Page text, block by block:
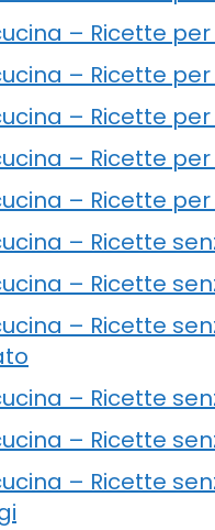
– Ricette
– Ricette per
– Ricette
– Ricette
– Ricette
– Ricette
– Ricette
– Ricette
– Ricette
– Ricette
– Ricette